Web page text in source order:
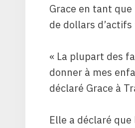
Grace en tant
de dollars
« La plupart des
donner à mes
déclaré Grace à
Elle a déclaré